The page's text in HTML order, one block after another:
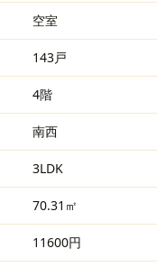
空室
143戸
4階
南西
3LDK
70.31㎡
11600円